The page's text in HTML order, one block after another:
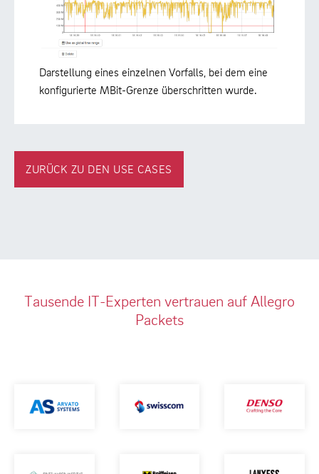
Darstellung eines einzelnen Vorfalls, bei dem eine
konfigurierte MBit-Grenze überschritten wurde.
ZURÜCK ZU DEN USE CASES
Tausende IT-Experten vertrauen auf Allegro
Packets